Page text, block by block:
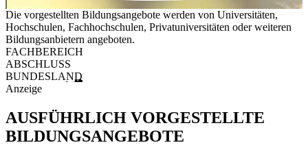
Die vorgestellten Bildungsangebote werden von Universitäten,
Hochschulen, Fachhochschulen, Privatuniversitäten oder weiteren
Bildungsanbietern angeboten.
FACHBEREICH
ABSCHLUSS
BUNDESLAND
Anzeige
AUSFÜHRLICH VORGESTELLTE
BILDUNGSANGEBOTE